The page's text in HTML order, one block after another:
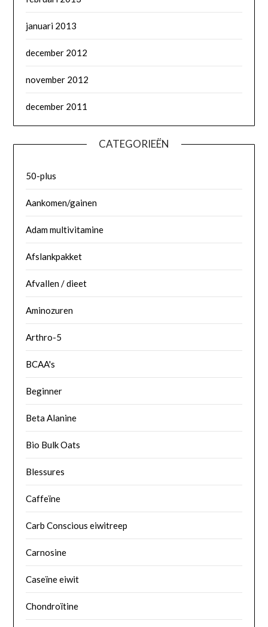
januari 2013
december 2012
november 2012
december 2011
CATEGORIEËN
50-plus
Aankomen/gainen
Adam multivitamine
Afslankpakket
Afvallen / dieet
Aminozuren
Arthro-5
BCAA's
Beginner
Beta Alanine
Bio Bulk Oats
Blessures
Caffeïne
Carb Conscious eiwitreep
Carnosine
Caseïne eiwit
Chondroïtine